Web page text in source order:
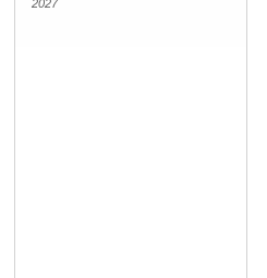
2027